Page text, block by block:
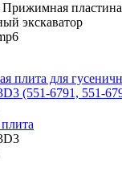
Прижимная пластина
экскаватор